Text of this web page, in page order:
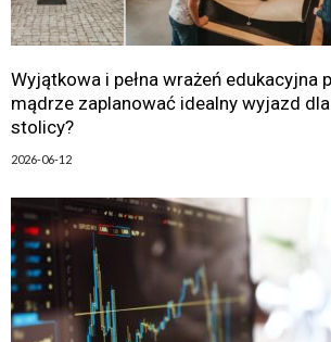
Wyjątkowa i pełna wrażeń edukacyjna
mądrze zaplanować idealny wyjazd
stolicy?
2026-06-12